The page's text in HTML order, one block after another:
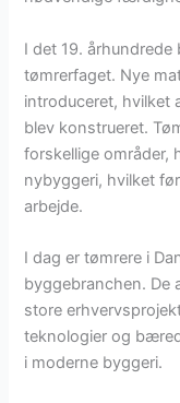
I det 19.
tømrerfaget. Nye
introduceret, hvilket
blev konstrueret.
forskellige områder,
nybyggeri, hvilket
arbejde.
I dag er tømrere i
byggebranchen. De
store
teknologier og
i moderne byggeri.